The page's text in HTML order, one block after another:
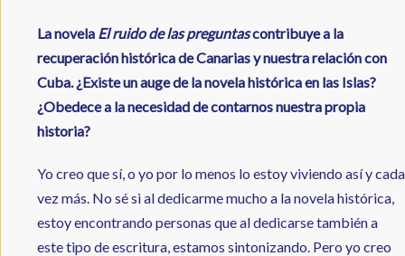
La novela El ruido de las preguntascontribuye a la
recuperación histórica de Canarias y nuestra relación con
Cuba. ¿Existe un auge de la novela histórica en las Islas?
¿Obedece a la necesidad de contarnos nuestra propia
historia?
Yo creo que sí, o yo por lo menos lo estoy viviendo así y cada
vez más. No sé si al dedicarme mucho a la novela histórica,
estoy encontrando personas que al dedicarse también a
este tipo de escritura, estamos sintonizando. Pero yo creo